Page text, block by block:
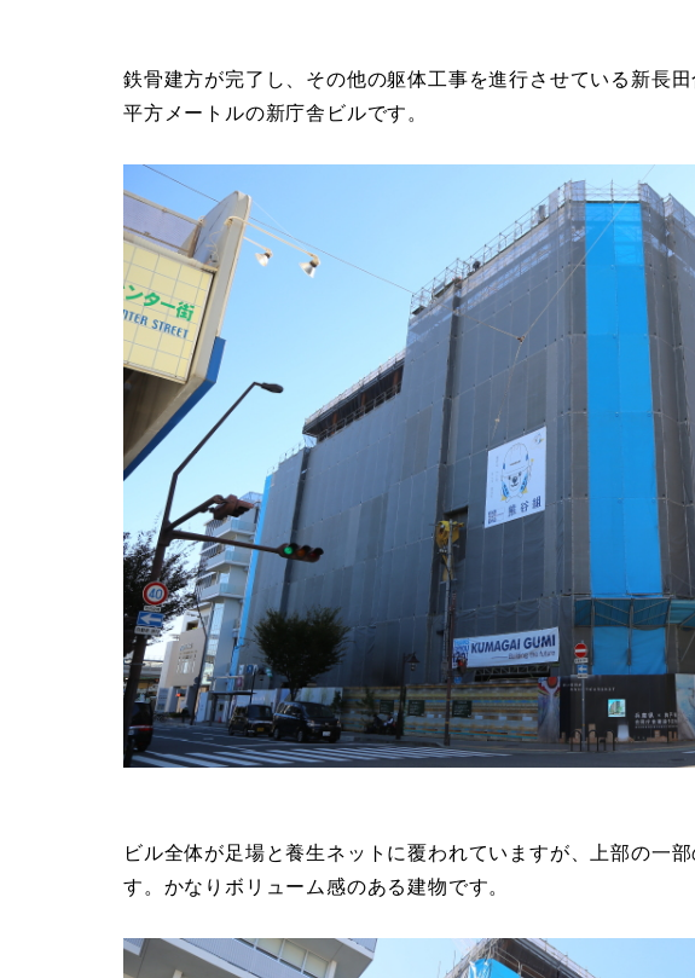
鉄骨建方が完了し、その他の躯体工事を進行させている新長
平方メートルの新庁舎ビルです。
ビル全体が足場と養生ネットに覆われていますが、上部の一
す。かなりボリューム感のある建物です。